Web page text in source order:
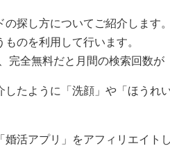
の探し方についてご紹介します
ものを利用して行います。
完全無料だと月間の検索回数
したように「洗顔」や「ほうれ
婚活アプリ」をアフィリエイト